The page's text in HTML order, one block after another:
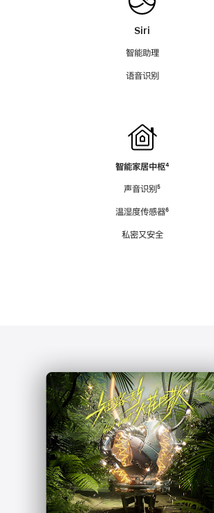
Siri
智能助理
语音识别
智能家居中枢脚
⁴
声音识别脚
⁵
温湿度传感器脚
⁶
私密又安全